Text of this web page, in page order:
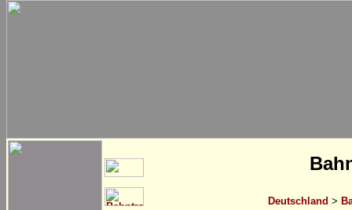
Deutschland >